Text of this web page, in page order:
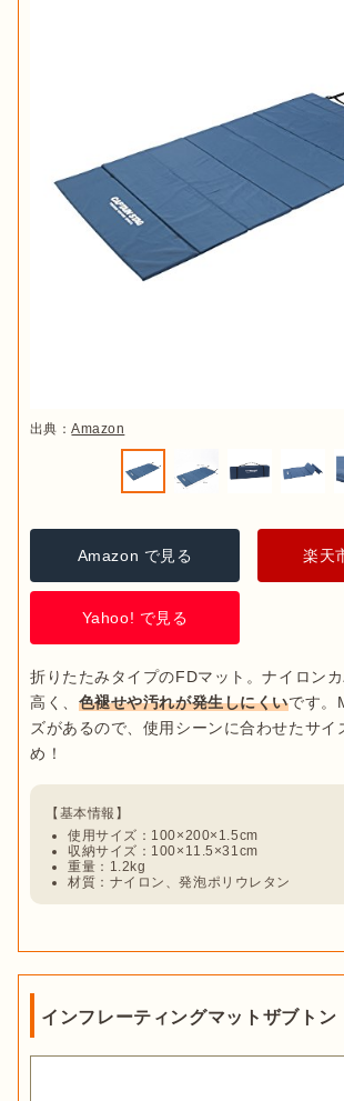
出典：Amazon
Amazon で見る 楽天
Yahoo! で見る
折りたたみタイプのFDマット。ナイロン
高く、 色褪せや汚れが発生しにくいです。
ズがあるので、使用シーンに合わせたサイ
使用サイズ：100×200×1.5cm
収納サイズ：100×11.5×31cm
重量：1.2kg
材質：ナイロン、発泡ポリウレタン
インフレーティングマットザブトン